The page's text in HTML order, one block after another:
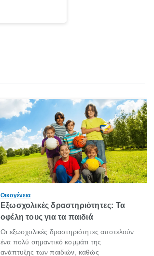
Οικογένεια
Εξωσχολικές δραστηριότητες: Τα
οφέλη τους για τα παιδιά
Οι εξωσχολικές δραστηριότητες αποτελούν
ένα πολύ σημαντικό κομμάτι της
ανάπτυξης των παιδιών, καθώς